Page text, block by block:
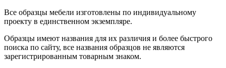
Все образцы мебели изготовлены по индивидуальному
проекту в единственном экземпляре.
Образцы имеют названия для их различия и более быстрого
поиска по сайту, все названия образцов не являются
зарегистрированным товарным знаком.